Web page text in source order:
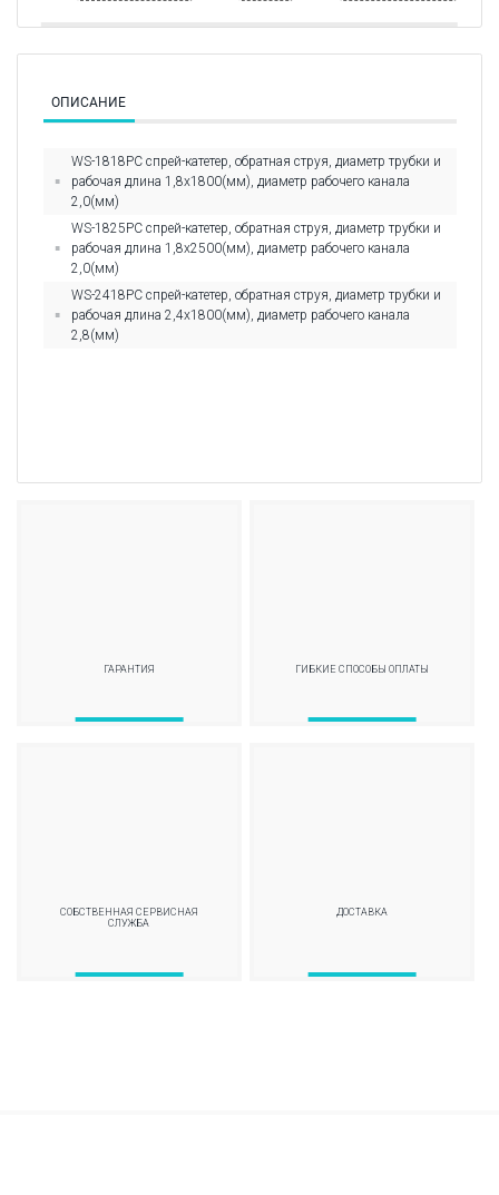
ГАРАНТИЯ ГИБКИЕ СПОСОБЫ ОПЛАТЫ
СОБСТВЕННАЯ СЕРВИСНАЯ
СЛУЖБА
ДОСТАВКА
ОПИСАНИЕ
WS-1818PC спрей-катетер, обратная струя, диаметр трубки и
рабочая длина 1,8х1800(мм), диаметр рабочего канала
2,0(мм)
WS-1825PC спрей-катетер, обратная струя, диаметр трубки и
рабочая длина 1,8х2500(мм), диаметр рабочего канала
2,0(мм)
WS-2418PC спрей-катетер, обратная струя, диаметр трубки и
рабочая длина 2,4х1800(мм), диаметр рабочего канала
2,8(мм)